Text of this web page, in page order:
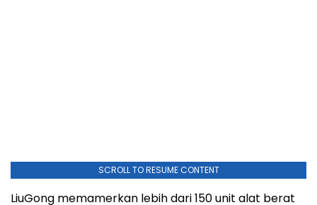
SCROLL TO RESUME CONTENT
LiuGong memamerkan lebih dari 150 unit alat berat